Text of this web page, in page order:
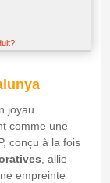
joyau
comme une
conçu à la fois
, allie
empreinte